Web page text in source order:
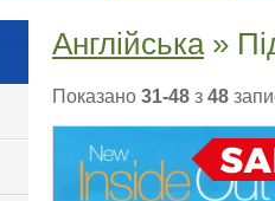
Англійська»
Показано 31-48 з 48